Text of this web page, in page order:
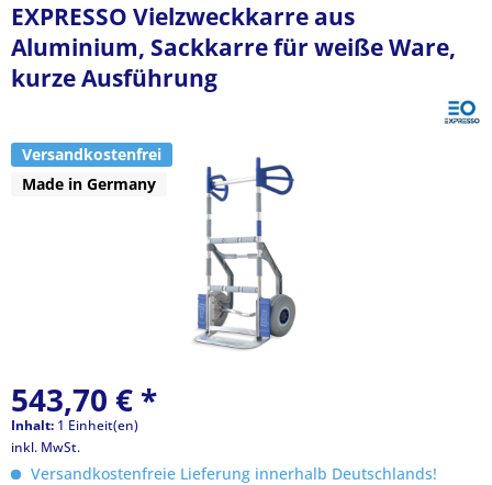
EXPRESSO Vielzweckkarre aus
Aluminium, Sackkarre für weiße Ware,
kurze Ausführung
Versandkostenfrei
Made in Germany
543,70 € *
Inhalt: 1 Einheit(en)
inkl. MwSt.
Versandkostenfreie Lieferung innerhalb Deutschlands!